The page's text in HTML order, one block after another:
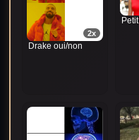
2x
Drake oui/non